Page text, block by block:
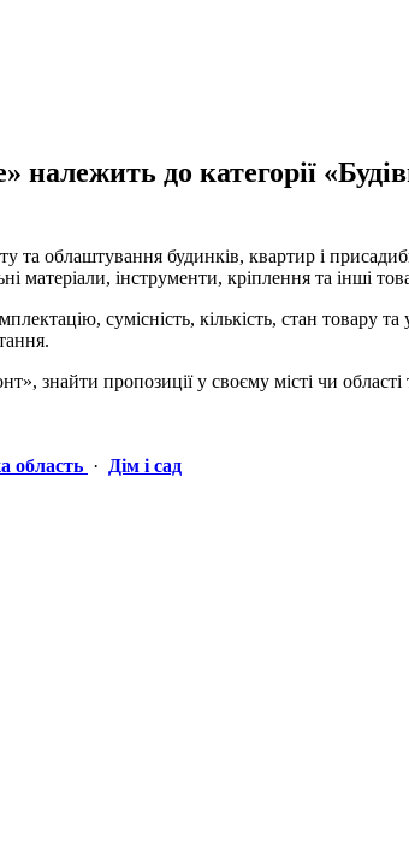
до категорії
облаштування будинків, квартир і
матеріали, інструменти, кріплення та інші
сумісність, кількість, стан товару
знайти пропозиції у своєму місті чи області
область ·
Дім і сад